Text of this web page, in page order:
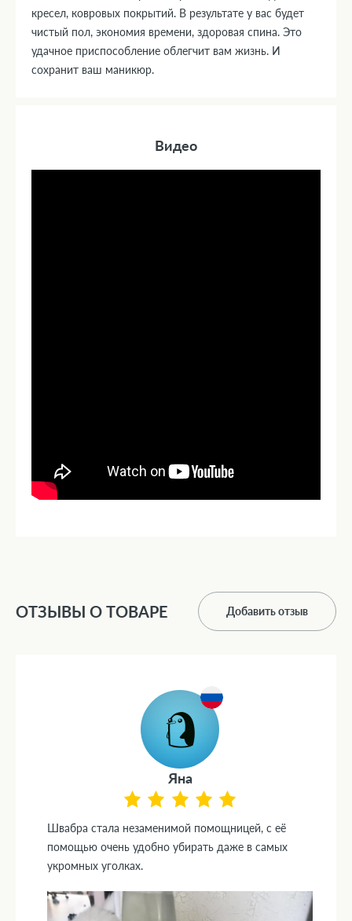
кресел, ковровых покрытий. В результате у вас будет
чистый пол, экономия времени, здоровая спина. Это
удачное приспособление облегчит вам жизнь. И
сохранит ваш маникюр.
Видео
ОТЗЫВЫ О ТОВАРЕ Добавить отзыв
Яна
Швабра стала незаменимой помощницей, с её
помощью очень удобно убирать даже в самых
укромных уголках.